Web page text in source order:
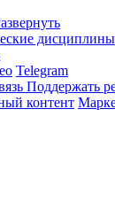
дисциплины
Telegram
Поддержать
контент